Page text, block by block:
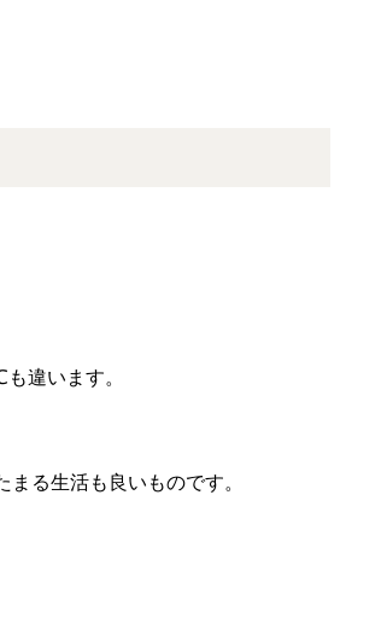
違います。
る生活も良いものです。